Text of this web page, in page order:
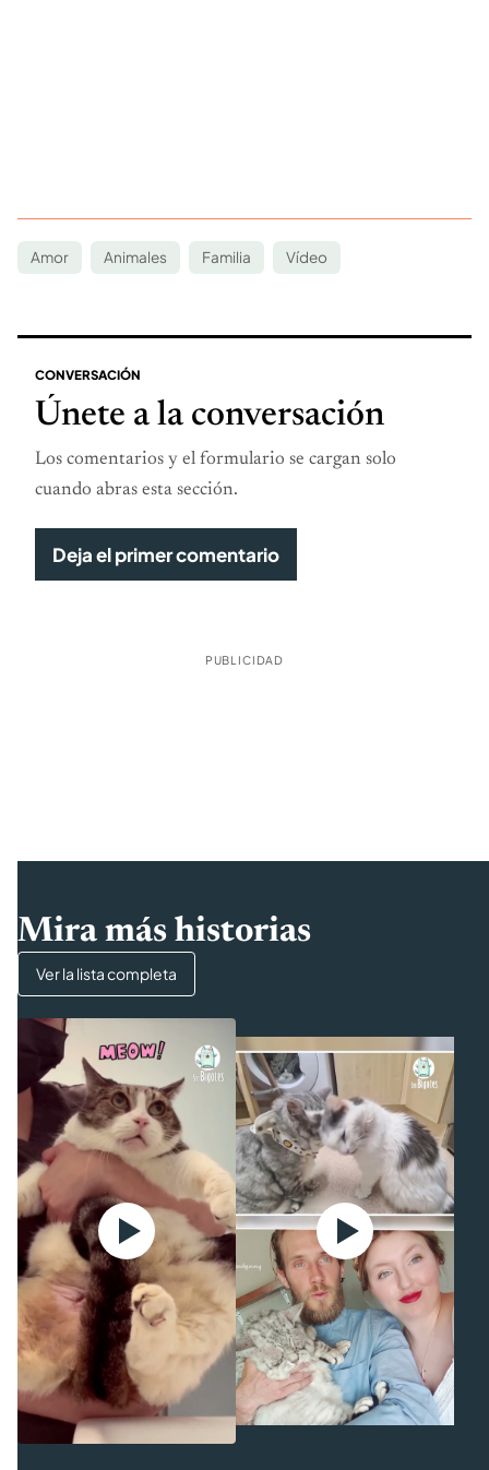
Amor Animales Familia Vídeo
CONVERSACIÓN
Únete a la conversación
Los comentarios y el formulario se cargan solo
cuando abras esta sección.
Deja el primer comentario
PUBLICIDAD
Mira más historias
Ver la lista completa